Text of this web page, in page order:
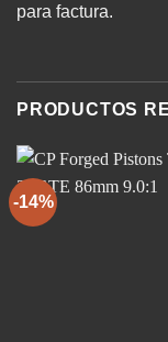
para factura.
PRODUCTOS
-14%